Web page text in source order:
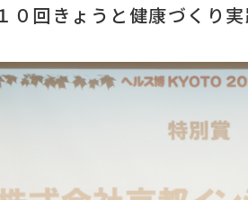
回きょうと健康づくり